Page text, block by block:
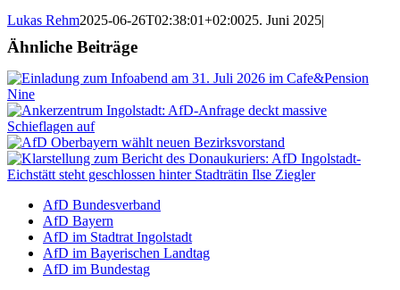
Lukas Rehm2025-06-26T02:38:01+02:0025. Juni 2025|
Ähnliche Beiträge
AfD Bundesverband
AfD Bayern
AfD im Stadtrat Ingolstadt
AfD im Bayerischen Landtag
AfD im Bundestag